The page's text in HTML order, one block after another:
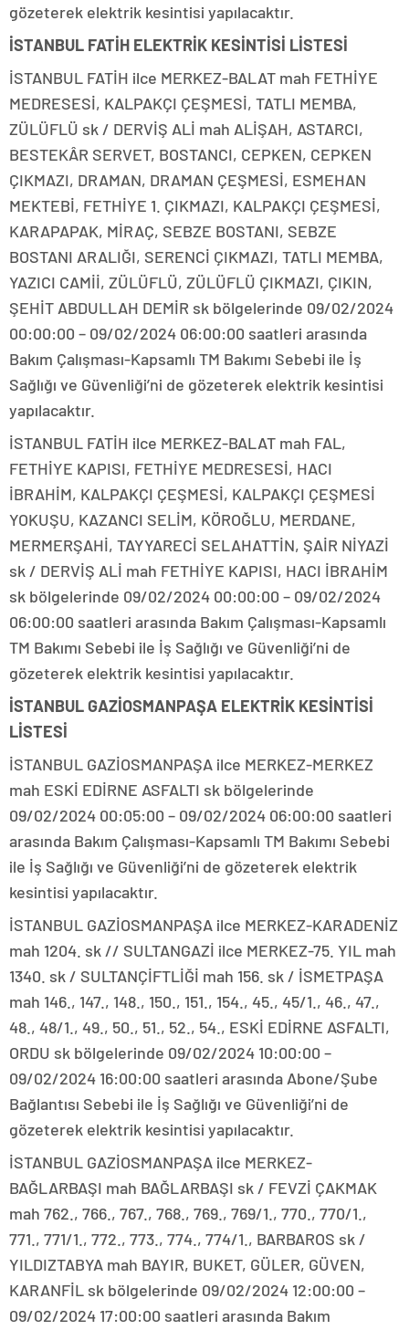
gözeterek elektrik kesintisi yapılacaktır.
İSTANBUL FATİH ELEKTRİK KESİNTİSİ LİSTESİ
İSTANBUL FATİH ilce MERKEZ-BALAT mah FETHİYE
MEDRESESİ, KALPAKÇI ÇEŞMESİ, TATLI MEMBA,
ZÜLÜFLÜ sk / DERVİŞ ALİ mah ALİŞAH, ASTARCI,
BESTEKÂR SERVET, BOSTANCI, CEPKEN, CEPKEN
ÇIKMAZI, DRAMAN, DRAMAN ÇEŞMESİ, ESMEHAN
MEKTEBİ, FETHİYE 1. ÇIKMAZI, KALPAKÇI ÇEŞMESİ,
KARAPAPAK, MİRAÇ, SEBZE BOSTANI, SEBZE
BOSTANI ARALIĞI, SERENCİ ÇIKMAZI, TATLI MEMBA,
YAZICI CAMİİ, ZÜLÜFLÜ, ZÜLÜFLÜ ÇIKMAZI, ÇIKIN,
ŞEHİT ABDULLAH DEMİR sk bölgelerinde 09/02/2024
00:00:00 – 09/02/2024 06:00:00 saatleri arasında
Bakım Çalışması-Kapsamlı TM Bakımı Sebebi ile İş
Sağlığı ve Güvenliği’ni de gözeterek elektrik kesintisi
yapılacaktır.
İSTANBUL FATİH ilce MERKEZ-BALAT mah FAL,
FETHİYE KAPISI, FETHİYE MEDRESESİ, HACI
İBRAHİM, KALPAKÇI ÇEŞMESİ, KALPAKÇI ÇEŞMESİ
YOKUŞU, KAZANCI SELİM, KÖROĞLU, MERDANE,
MERMERŞAHİ, TAYYARECİ SELAHATTİN, ŞAİR NİYAZİ
sk / DERVİŞ ALİ mah FETHİYE KAPISI, HACI İBRAHİM
sk bölgelerinde 09/02/2024 00:00:00 – 09/02/2024
06:00:00 saatleri arasında Bakım Çalışması-Kapsamlı
TM Bakımı Sebebi ile İş Sağlığı ve Güvenliği’ni de
gözeterek elektrik kesintisi yapılacaktır.
İSTANBUL GAZİOSMANPAŞA ELEKTRİK KESİNTİSİ
LİSTESİ
İSTANBUL GAZİOSMANPAŞA ilce MERKEZ-MERKEZ
mah ESKİ EDİRNE ASFALTI sk bölgelerinde
09/02/2024 00:05:00 – 09/02/2024 06:00:00 saatleri
arasında Bakım Çalışması-Kapsamlı TM Bakımı Sebebi
ile İş Sağlığı ve Güvenliği’ni de gözeterek elektrik
kesintisi yapılacaktır.
İSTANBUL GAZİOSMANPAŞA ilce MERKEZ-KARADENİZ
mah 1204. sk // SULTANGAZİ ilce MERKEZ-75. YIL mah
1340. sk / SULTANÇİFTLİĞİ mah 156. sk / İSMETPAŞA
mah 146., 147., 148., 150., 151., 154., 45., 45/1., 46., 47.,
48., 48/1., 49., 50., 51., 52., 54., ESKİ EDİRNE ASFALTI,
ORDU sk bölgelerinde 09/02/2024 10:00:00 –
09/02/2024 16:00:00 saatleri arasında Abone/Şube
Bağlantısı Sebebi ile İş Sağlığı ve Güvenliği’ni de
gözeterek elektrik kesintisi yapılacaktır.
İSTANBUL GAZİOSMANPAŞA ilce MERKEZ-
BAĞLARBAŞI mah BAĞLARBAŞI sk / FEVZİ ÇAKMAK
mah 762., 766., 767., 768., 769., 769/1., 770., 770/1.,
771., 771/1., 772., 773., 774., 774/1., BARBAROS sk /
YILDIZTABYA mah BAYIR, BUKET, GÜLER, GÜVEN,
KARANFİL sk bölgelerinde 09/02/2024 12:00:00 –
09/02/2024 17:00:00 saatleri arasında Bakım